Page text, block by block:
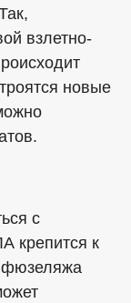
взлетно-
новые
с
крепится к
фюзеляжа